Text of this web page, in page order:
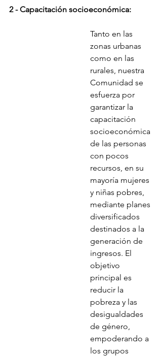
2 - Capacitación socioeconómica:
Tanto en las
zonas urbanas
como en las
rurales, nuestra
Comunidad se
esfuerza por
garantizar la
capacitación
socioeconómica
de las personas
con pocos
recursos, en su
mayoría mujeres
y niñas pobres,
mediante planes
diversificados
destinados a la
generación de
ingresos. El
objetivo
principal es
reducir la
pobreza y las
desigualdades
de género,
empoderando a
los grupos